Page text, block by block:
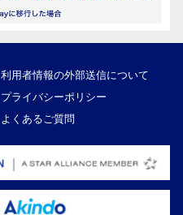
利用者情報の外部送信について
プライバシーポリシー
よくあるご質問